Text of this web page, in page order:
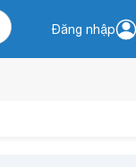
Đăng nhập